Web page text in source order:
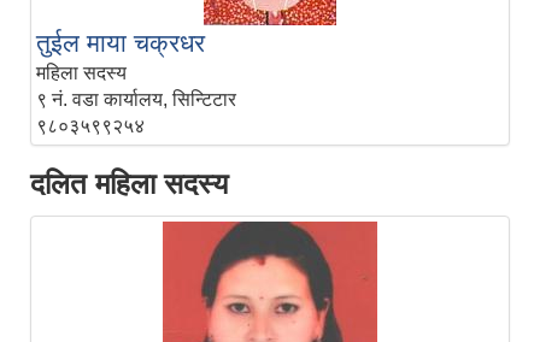
तुईल माया चक्रधर
महिला सदस्य
९ नं. वडा कार्यालय, सिन्टिटार
९८०३५९९२५४
दलित महिला सदस्य